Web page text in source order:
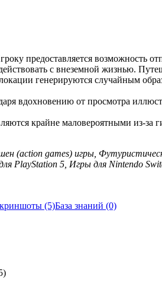
предоставляется возможность
с внеземной жизнью.
генерируются случайным
вдохновению от просмотра
крайне маловероятными из-за
(action games) игры,
PlayStation 5, Игры для Nintendo
(5)База знаний (0)